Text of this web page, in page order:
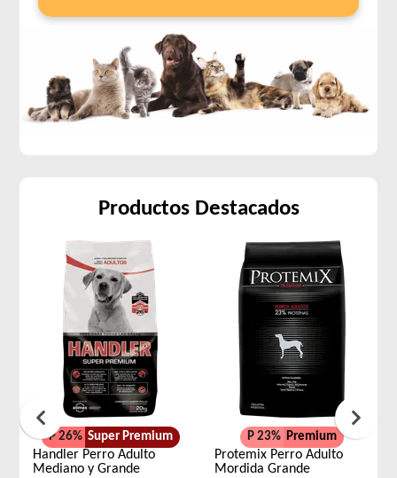
Productos Destacados
P 26% Super Premium
Handler Perro Adulto
Mediano y Grande
P 23% Premium
Protemix Perro Adulto
Mordida Grande